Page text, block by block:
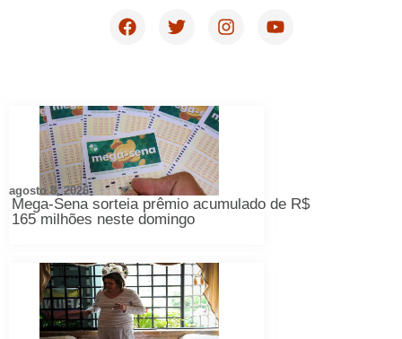
Mega-Sena sorteia prêmio acumulado de R$
165 milhões neste domingo
agosto 8, 2026